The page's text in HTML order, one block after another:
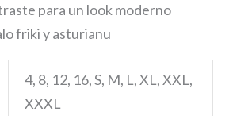
para un look moderno
friki y asturianu
4, 8, 12, 16, S, M, L, XL, XXL,
XXXL